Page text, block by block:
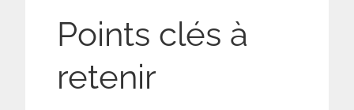
Points clés à
retenir